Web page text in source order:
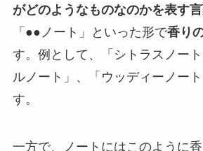
がどのようなものなのかを表す
「●●ノート」といった形で香り
す。例として、「シトラスノー
ルノート」、「ウッディーノー
す。
一方で、ノートにはこのように